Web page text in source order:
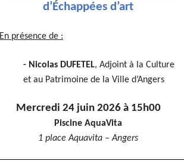
d’Échappées d’art
En présence de :
- Nicolas DUFETEL, Adjoint à la Culture
et au Patrimoine de la Ville d’Angers
Mercredi 24 juin 2026 à 15h00
Piscine AquaVita
1 place Aquavita – Angers